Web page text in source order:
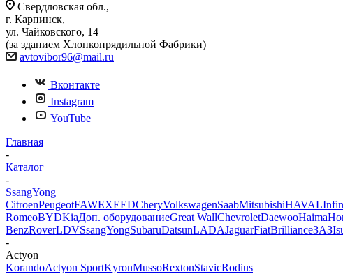
Свердловская обл.,
г. Карпинск,
ул. Чайковского, 14
(за зданием Хлопкопрядильной Фабрики)
avtovibor96@mail.ru
Вконтакте
Instagram
YouTube
Главная
-
Каталог
-
SsangYong
CitroenPeugeotFAWEXEEDCheryVolkswagenSaabMitsubishiHAVAL
RomeoBYDKiaДоп. оборудованиеGreat WallChevroletDaewooHaima
BenzRoverLDVSsangYongSubaruDatsunLADAJaguarFiatBrillianceЗАЗ
-
Actyon
KorandoActyon SportKyronMussoRextonStavicRodius